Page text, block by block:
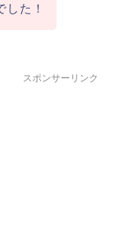
した！
スポンサーリンク